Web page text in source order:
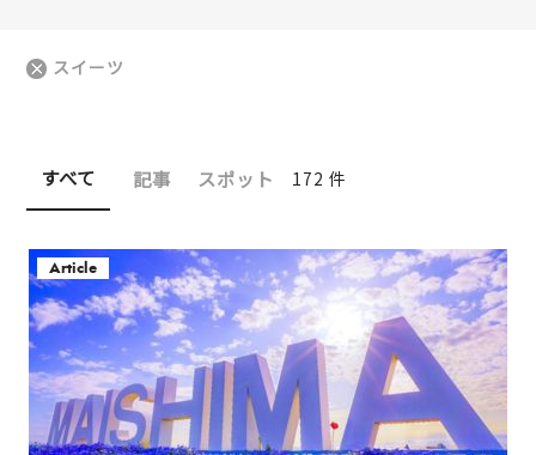
スイーツ
すべて 記事 スポット 172 件
Article